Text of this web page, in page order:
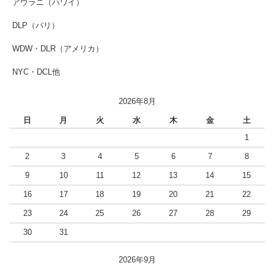
アウラニ（ハワイ）
DLP（パリ）
WDW・DLR（アメリカ）
NYC・DCL他
2026年8月
日 月 火 水 木 金
土
1
2 3 4 5 6 7 8
9 10 11 12 13 14 15
16 17 18 19 20 21 22
23 24 25 26 27 28 29
30 31
2026年9月